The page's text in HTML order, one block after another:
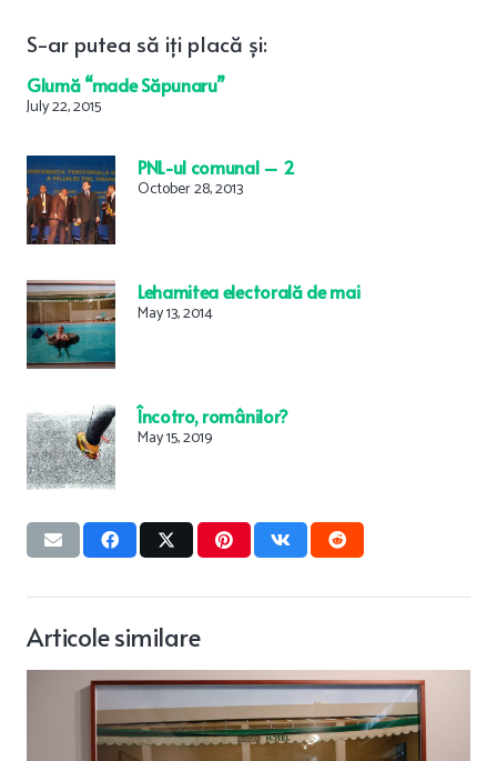
S-ar putea să iți placă și:
Glumă “made Săpunaru”
July 22, 2015
PNL-ul comunal – 2
October 28, 2013
Lehamitea electorală de mai
May 13, 2014
Încotro, românilor?
May 15, 2019
Articole similare
Primăria a reangajat Sotirexul să termine
pe care le-a abandonat